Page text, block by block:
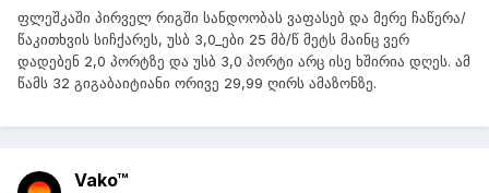
ფლეშკაში პირველ რიგში სანდოობას ვაფასებ და მერე ჩაწერა/
წაკითხვის სიჩქარეს, უსბ 3,0_ები 25 მბ/წ მეტს მაინც ვერ
დადებენ 2,0 პორტზე და უსბ 3,0 პორტი არც ისე ხშირია დღეს. ამ
წამს 32 გიგაბაიტიანი ორივე 29,99 ღირს ამაზონზე.
Vako™